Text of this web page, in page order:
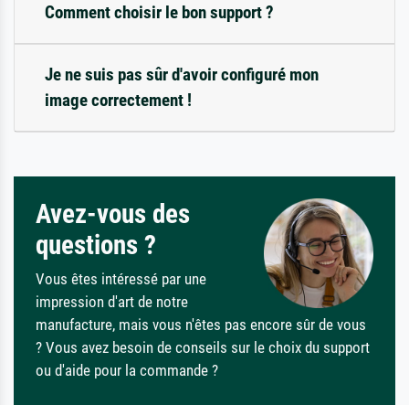
Comment choisir le bon support ?
Je ne suis pas sûr d'avoir configuré mon
image correctement !
Avez-vous des
questions ?
Vous êtes intéressé par une
impression d'art de notre
manufacture, mais vous n'êtes pas encore sûr de vous
? Vous avez besoin de conseils sur le choix du support
ou d'aide pour la commande ?